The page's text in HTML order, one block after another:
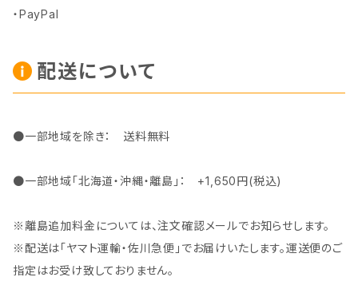
・PayPal
配送について
●一部地域を除き： 送料無料
●一部地域「北海道・沖縄・離島」： +1,650円(税込)
※離島追加料金については、注文確認メールでお知らせします。
※配送は「ヤマト運輸・佐川急便」でお届けいたします。運送便のご
指定はお受け致しておりません。